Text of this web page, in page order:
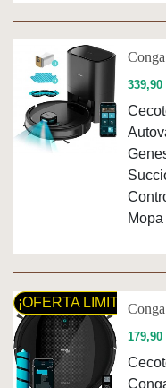
339,90
Mopa
¡OFERTA LIMITADA!
179,90